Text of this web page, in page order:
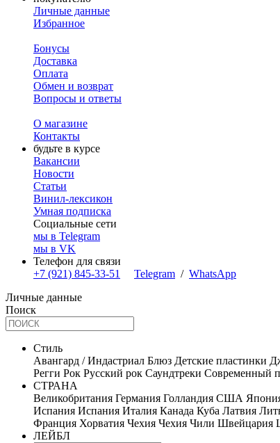
Личные данные
Избранное
Бонусы
Доставка
Оплата
Обмен и возврат
Вопросы и ответы
О магазине
Контакты
будьте в курсе
Вакансии
Новости
Статьи
Винил-лексикон
Умная подписка
Социальные сети
мы в Telegram
мы в VK
Телефон для связи
+7 (921) 845-33-51
Telegram / WhatsApp
Личные данные
Поиск
Стиль
Авангард / Индастриал Блюз Детские пластинки
Регги Рок Русский рок Саундтреки Современный
СТРАНА
Великобритания Германия Голландия США
Испания Испания Италия Канада Куба Латвия
Франция Хорватия Чехия Чехия Чили Швейцария
ЛЕЙБЛ